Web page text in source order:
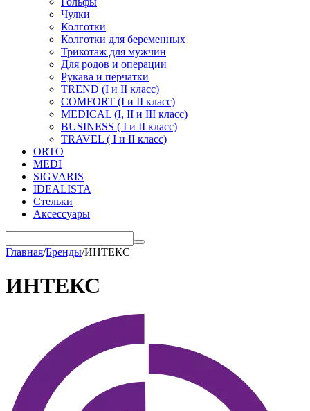
Чулки
Колготки
Колготки для беременных
Трикотаж для мужчин
Для родов и операции
Рукава и перчатки
TREND (I и II класс)
COMFORT (I и II класс)
MEDICAL (I, II и III класс)
BUSINESS ( I и II класс)
TRAVEL ( I и II класс)
ORTO
MEDI
SIGVARIS
IDEALISTA
Стельки
Аксессуары
Главная/Бренды/ИНТЕКС
ИНТЕКС